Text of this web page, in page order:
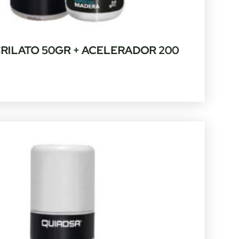
50GR + ACELERADOR 200